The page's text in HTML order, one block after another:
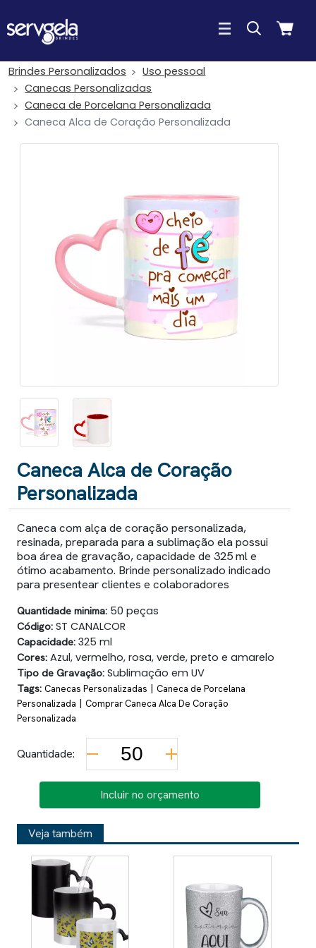
Brindes Personalizados
Uso pessoal
Canecas Personalizadas
Caneca de Porcelana Personalizada
Caneca Alca de Coração Personalizada
Caneca Alca de Coração
Personalizada
Caneca com alça de coração personalizada,
resinada, preparada para a sublimação ela possui
boa área de gravação, capacidade de 325 ml e
ótimo acabamento. Brinde personalizado indicado
para presentear clientes e colaboradores
Quantidade minima: 50 peças
Código: ST CANALCOR
Capacidade: 325 ml
Cores: Azul, vermelho, rosa, verde, preto e amarelo
Tipo de Gravação: Sublimação em UV
Tags: Canecas Personalizadas | Caneca de Porcelana
Personalizada | Comprar Caneca Alca De Coração
Personalizada
Quantidade:
Incluir no orçamento
Veja também